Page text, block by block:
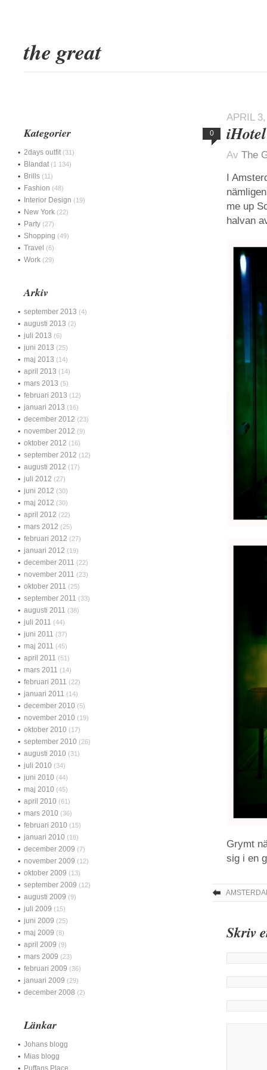
the great
APRIL
0 iHotel
Av The
I
me up
halvan
Grymt
sig i en
Skriv
Kategorier
2days outfit (31)
Blandat (1 134)
Brills (11)
Fashion (48)
Interior Design (19)
New York (22)
Party (27)
Shopping (49)
Travel (6)
Work (29)
Arkiv
september 2013 (4)
augusti 2013 (2)
juli 2013 (6)
juni 2013 (25)
maj 2013 (14)
april 2013 (14)
mars 2013 (5)
februari 2013 (12)
januari 2013 (16)
december 2012 (23)
november 2012 (9)
oktober 2012 (16)
september 2012 (12)
augusti 2012 (17)
juli 2012 (27)
juni 2012 (30)
maj 2012 (30)
april 2012 (22)
mars 2012 (25)
februari 2012 (27)
januari 2012 (19)
december 2011 (22)
november 2011 (23)
oktober 2011 (25)
september 2011 (33)
augusti 2011 (38)
juli 2011 (44)
juni 2011 (37)
maj 2011 (45)
april 2011 (51)
mars 2011 (14)
februari 2011 (22)
januari 2011 (14)
december 2010 (5)
november 2010 (19)
oktober 2010 (17)
september 2010 (26)
augusti 2010 (31)
juli 2010 (34)
juni 2010 (44)
maj 2010 (45)
april 2010 (61)
mars 2010 (36)
februari 2010 (15)
januari 2010 (18)
december 2009 (7)
november 2009 (12)
oktober 2009 (13)
september 2009 (12)
augusti 2009 (9)
juli 2009 (15)
juni 2009 (25)
maj 2009 (8)
april 2009 (9)
mars 2009 (23)
februari 2009 (36)
januari 2009 (29)
december 2008 (2)
Länkar
Johans blogg
Mias blogg
Puffans Place